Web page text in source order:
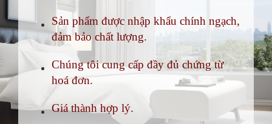
Sản phẩm được nhập khẩu chính ngạch,
đảm bảo chất lượng.
Chúng tôi cung cấp đầy đủ chứng từ
hoá đơn.
Giá thành hợp lý.